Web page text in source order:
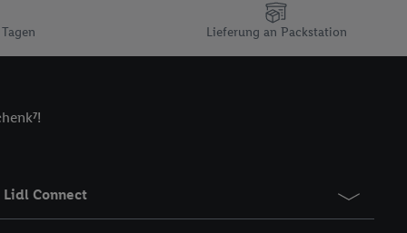
Lieferung an Packstation
Lidl Connect
Online-Kennung
verwenden
E-Mail-
verfügbar ist.
und einer